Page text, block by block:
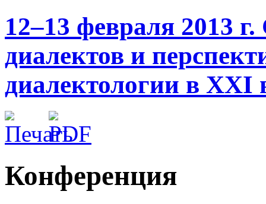
12–13 февраля 2013
диалектов и
диалектологии в ХХI
Конференция